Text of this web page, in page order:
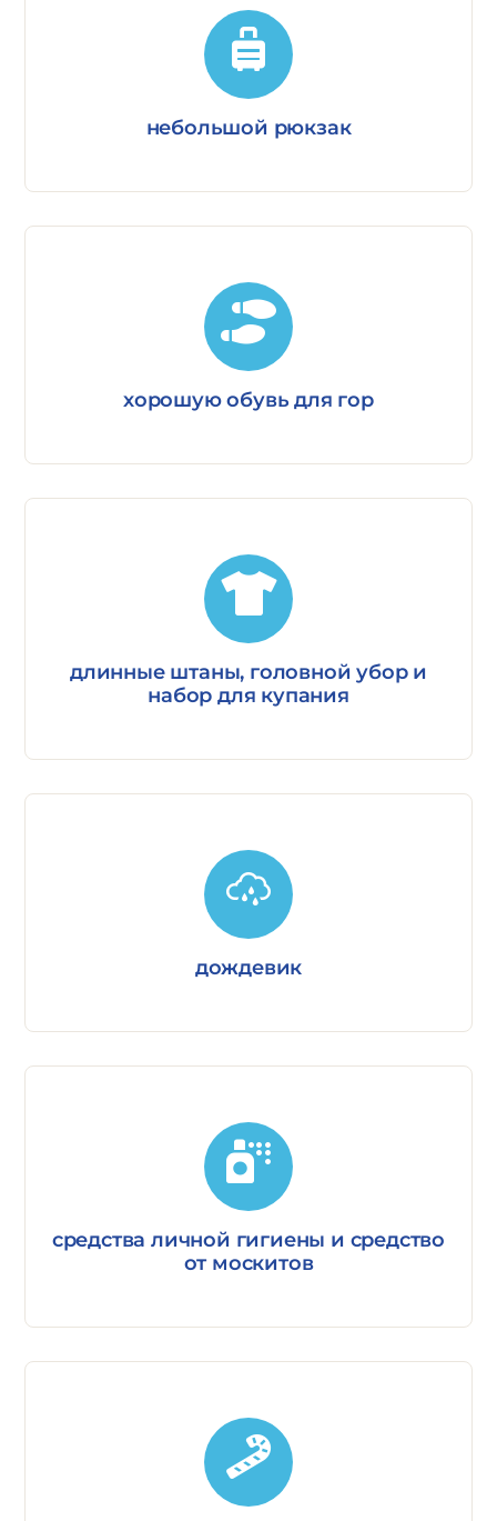
небольшой рюкзак
хорошую обувь для гор
длинные штаны, головной убор и
набор для купания
дождевик
средства личной гигиены и средство
от москитов